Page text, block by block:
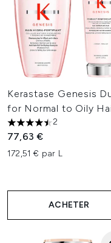
Kerastase Genesis
for Normal to Oily
4.5 étoiles sur un
2
77,63 €
172,51 € par L
ACHETER